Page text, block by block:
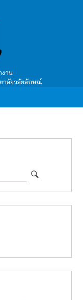
งาน
าลัยวลัยลักษณ์